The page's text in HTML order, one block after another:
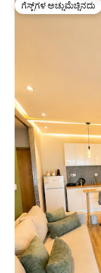
ಗೆಸ್ಟ್‌ಗಳ ಅಚ್ಚುಮೆಚ್ಚಿನದು
ಗೆಸ್ಟ್‌ಗಳ ಅಚ್ಚುಮೆಚ್ಚಿನದು